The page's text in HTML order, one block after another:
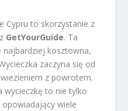
Cypru to skorzystanie z
GetYourGuide. Ta
kosztowna,
zaczyna się od
z powrotem.
wycieczkę to nie tylko
wiele